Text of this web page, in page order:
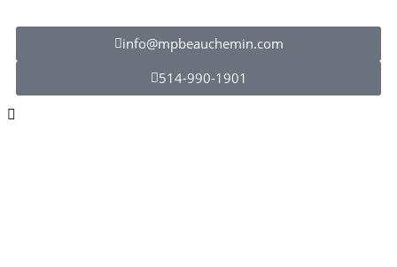
info@mpbeauchemin.com
514-990-1901